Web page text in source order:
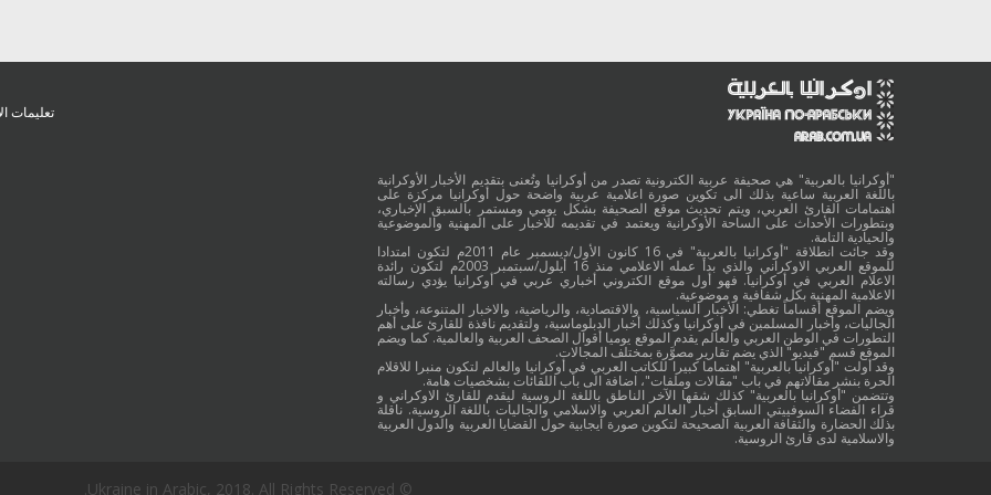
"أوكرانيا بالعربية" هي صحيفة عربية الكترونية تصدر من أوكرانيا وتُعنى بتقديم الأخبار الأوكرانية
باللغة العربية ساعية بذلك الى تكوين صورة اعلامية عربية واضحة حول أوكرانيا مركزة على
اهتمامات القارئ العربي، ويتم تحديث موقع الصحيفة بشكل يومي ومستمر بالسبق الإخباري،
وبتطورات الأحداث على الساحة الأوكرانية ويعتمد في تقديمه للاخبار على المهنية والموضوعية
والحيادية التامة.
وقد جائت انطلاقة "أوكرانيا بالعربية" في 16 كانون الأول/ديسمبر عام 2011م لتكون امتدادا
للموقع العربي الاوكراني والذي بدأ عمله الاعلامي منذ 16 أيلول/سبتمبر 2003م لتكون رائدة
الاعلام العربي في أوكرانيا. فهو أول موقع الكتروني أخباري عربي في أوكرانيا يؤدي رسالته
الاعلامية المهنية بكل شفافية و موضوعية.
ويضم الموقع أقساماً تغطي: الأخبار السياسية، والاقتصادية، والرياضية، والاخبار المتنوعة، وأخبار
الجاليات، وأخبار المسلمين في أوكرانيا وكذلك أخبار الدبلوماسية، ولتقديم نافذة للقارئ على أهم
التطورات في الوطن العربي والعالم يقدم الموقع يوميا أقوال الصحف العربية والعالمية. كما ويضم
الموقع قسم "فيديو" الذي يضم تقارير مصوَّرة بمختلف المجالات.
وقد أولت "أوكرانيا بالعربية" اهتماما كبيرا للكاتب العربي في أوكرانيا والعالم لتكون منبرا للاقلام
الحرة بنشر مقالاتهم في باب "مقالات وملفات"، اضافة الى باب اللقائات بشخصيات هامة.
وتتضمن "أوكرانيا بالعربية" كذلك شقها الآخر الناطق باللغة الروسية ليقدم للقارئ الاوكراني و
قراء الفضاء السوفييتي السابق أخبار العالم العربي والاسلامي والجاليات باللغة الروسية. ناقلة
بذلك الحضارة والثقافة العربية الصحيحة لتكوين صورة ايجابية حول القضايا العربية والدول العربية
والاسلامية لدى قارئ الروسية.
تعليمات
© Ukraine in Arabic, 2018. All Rights Reserved.